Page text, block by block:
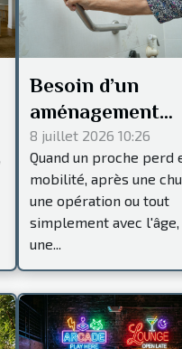
Besoin d’un
aménagement
PMR à Chantilly
Contactez
Chantiers
Express !
8 juillet 2026 10:26
Quand un proche perd
mobilité, après une
une opération ou tout
simplement avec l'âge,
une...